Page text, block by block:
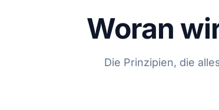
Woran
Die Prinzipien, die